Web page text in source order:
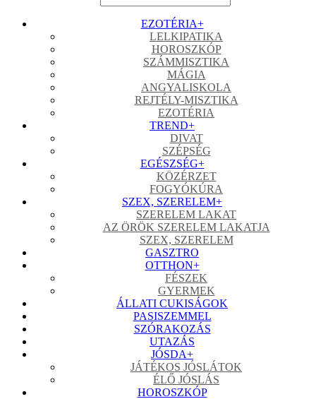
EZOTÉRIA+
LELKIPATIKA
HOROSZKÓP
SZÁMMISZTIKA
MÁGIA
ANGYALISKOLA
REJTÉLY-MISZTIKA
EZOTÉRIA
TREND+
DIVAT
SZÉPSÉG
EGÉSZSÉG+
KÖZÉRZET
FOGYÓKÚRA
SZEX, SZERELEM+
SZERELEM LAKAT
AZ ÖRÖK SZERELEM LAKATJA
SZEX, SZERELEM
GASZTRO
OTTHON+
FÉSZEK
GYERMEK
ÁLLATI CUKISÁGOK
PASISZEMMEL
SZÓRAKOZÁS
UTAZÁS
JÓSDA+
JÁTÉKOS JÓSLÁTOK
ÉLŐ JÓSLÁS
HOROSZKÓP